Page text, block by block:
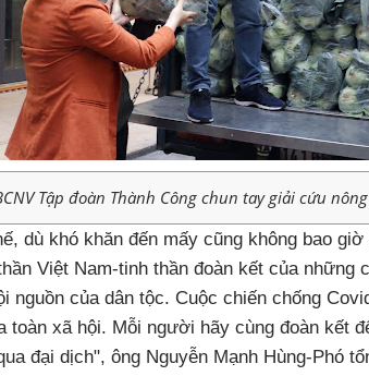
Tập đoàn Thành Công chun tay giải cứu
dù khó khăn đến mấy cũng không bao
Việt Nam-tinh thần đoàn kết của những
nguồn của dân tộc. Cuộc chiến chống
toàn xã hội. Mỗi người hãy cùng đoàn kết
đại dịch", ông Nguyễn Mạnh Hùng-Phó